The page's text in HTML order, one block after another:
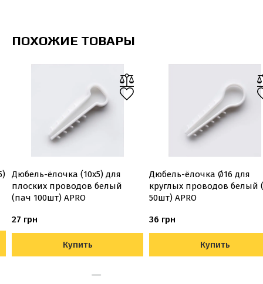
ПОХОЖИЕ ТОВАРЫ
Дюбель-ёлочка (10х5) для
плоских проводов белый
(пач 100шт) APRO
27 грн
Купить
Дюбель-ёлочка Ø16 для
круглых проводов белый
50шт) APRO
36 грн
Купить